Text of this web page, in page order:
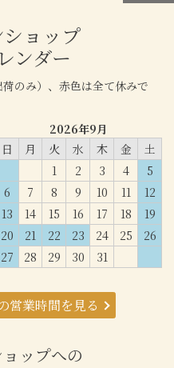
ョップ
ンダー
のみ）、赤色は全て休みで
2026年9月
日
月 火 水 木 金
土
1
2 3 4
5
6
7 8 9 10 11
12
13
14 15 16 17 18
19
20
21 22 23 24 25
26
27
28 29 30 31
営業時間を見る
ップへの